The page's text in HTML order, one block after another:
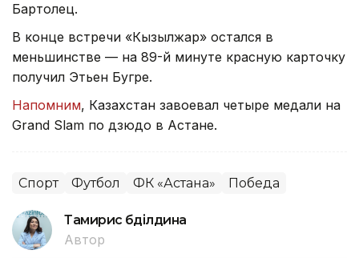
Бартолец.
В конце встречи «Кызылжар» остался в
меньшинстве — на 89-й минуте красную карточку
получил Этьен Бугре.
Напомним, Казахстан завоевал четыре медали на
Grand Slam по дзюдо в Астане.
Спорт Футбол ФК «Астана» Победа
Тамирис Әбділдина
Автор